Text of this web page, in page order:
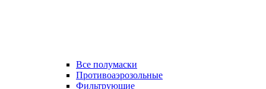
Все полумаски
Противоаэрозольные
Фильтрующие